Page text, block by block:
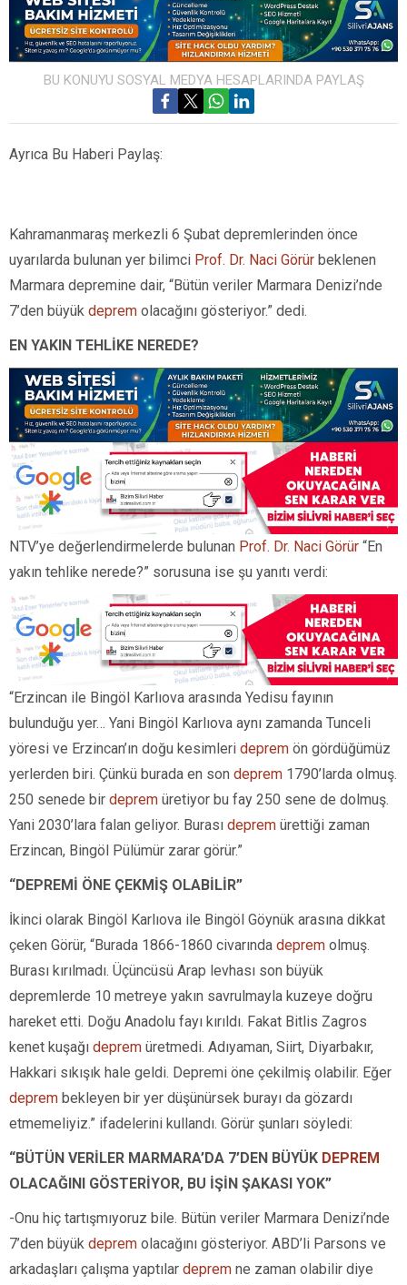
BU KONUYU SOSYAL MEDYA HESAPLARINDA PAYLAŞ
Ayrıca Bu Haberi Paylaş:
Kahramanmaraş merkezli 6 Şubat depremlerinden önce
uyarılarda bulunan yer bilimci Prof. Dr. Naci Görür beklenen
Marmara depremine dair, “Bütün veriler Marmara Denizi’nde
7’den büyük deprem olacağını gösteriyor.” dedi.
EN YAKIN TEHLİKE NEREDE?
NTV’ye değerlendirmelerde bulunan Prof. Dr. Naci Görür “En
yakın tehlike nerede?” sorusuna ise şu yanıtı verdi:
“Erzincan ile Bingöl Karlıova arasında Yedisu fayının
bulunduğu yer… Yani Bingöl Karlıova aynı zamanda Tunceli
yöresi ve Erzincan’ın doğu kesimleri deprem ön gördüğümüz
yerlerden biri. Çünkü burada en son deprem 1790’larda olmuş.
250 senede bir deprem üretiyor bu fay 250 sene de dolmuş.
Yani 2030’lara falan geliyor. Burası deprem ürettiği zaman
Erzincan, Bingöl Pülümür zarar görür.”
“DEPREMİ ÖNE ÇEKMİŞ OLABİLİR”
İkinci olarak Bingöl Karlıova ile Bingöl Göynük arasına dikkat
çeken Görür, “Burada 1866-1860 civarında deprem olmuş.
Burası kırılmadı. Üçüncüsü Arap levhası son büyük
depremlerde 10 metreye yakın savrulmayla kuzeye doğru
hareket etti. Doğu Anadolu fayı kırıldı. Fakat Bitlis Zagros
kenet kuşağı deprem üretmedi. Adıyaman, Siirt, Diyarbakır,
Hakkari sıkışık hale geldi. Depremi öne çekilmiş olabilir. Eğer
deprem bekleyen bir yer düşünürsek burayı da gözardı
etmemeliyiz.” ifadelerini kullandı. Görür şunları söyledi:
“BÜTÜN VERİLER MARMARA’DA 7’DEN BÜYÜK DEPREM
OLACAĞINI GÖSTERİYOR, BU İŞİN ŞAKASI YOK”
-Onu hiç tartışmıyoruz bile. Bütün veriler Marmara Denizi’nde
7’den büyük deprem olacağını gösteriyor. ABD’li Parsons ve
arkadaşları çalışma yaptılar deprem ne zaman olabilir diye